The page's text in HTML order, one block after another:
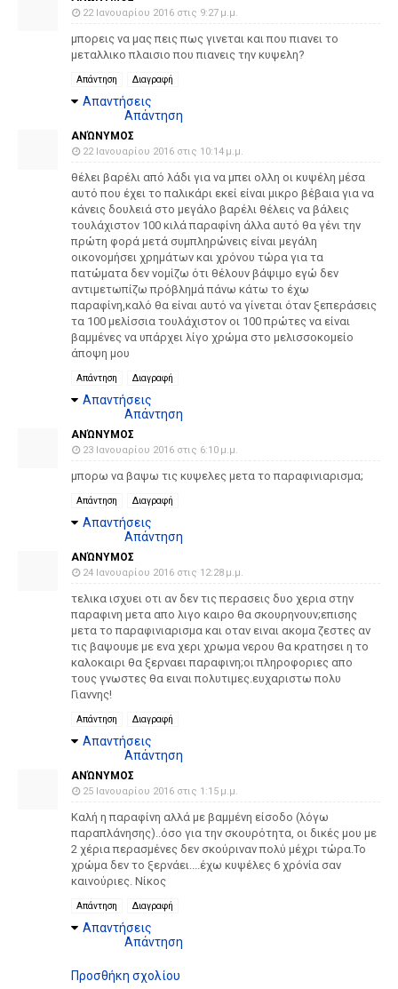
22 Ιανουαρίου 2016 στις 9:27 μ.μ.
μπορεις να μας πεις πως γινεται και που πιανει το
μεταλλικο πλαισιο που πιανεις την κυψελη?
Απάντηση Διαγραφή
Απαντήσεις
Απάντηση
ΑΝΏΝΥΜΟΣ
22 Ιανουαρίου 2016 στις 10:14 μ.μ.
θέλει βαρέλι από λάδι για να μπει ολλη οι κυψέλη μέσα
αυτό που έχει το παλικάρι εκεί είναι μικρο βέβαια για να
κάνεις δουλειά στο μεγάλο βαρέλι θέλεις να βάλεις
τουλάχιστον 100 κιλά παραφίνη άλλα αυτό θα γένι την
πρώτη φορά μετά συμπληρώνεις είναι μεγάλη
οικονομήσει χρημάτων και χρόνου τώρα για τα
πατώματα δεν νομίζω ότι θέλουν βάψιμο εγώ δεν
αντιμετωπίζω πρόβλημά πάνω κάτω το έχω
παραφίνη,καλό θα είναι αυτό να γίνεται όταν ξεπεράσεις
τα 100 μελίσσια τουλάχιστον οι 100 πρώτες να είναι
βαμμένες να υπάρχει λίγο χρώμα στο μελισσοκομείο
άποψη μου
Απάντηση Διαγραφή
Απαντήσεις
Απάντηση
ΑΝΏΝΥΜΟΣ
23 Ιανουαρίου 2016 στις 6:10 μ.μ.
μπορω να βαψω τις κυψελες μετα το παραφινιαρισμα;
Απάντηση Διαγραφή
Απαντήσεις
Απάντηση
ΑΝΏΝΥΜΟΣ
24 Ιανουαρίου 2016 στις 12:28 μ.μ.
τελικα ισχυει οτι αν δεν τις περασεις δυο χερια στην
παραφινη μετα απο λιγο καιρο θα σκουρηνουν;επισης
μετα το παραφινιαρισμα και οταν ειναι ακομα ζεστες αν
τις βαψουμε με ενα χερι χρωμα νερου θα κρατησει η το
καλοκαιρι θα ξερναει παραφινη;οι πληροφοριες απο
τους γνωστες θα ειναι πολυτιμες.ευχαριστω πολυ
Γιαννης!
Απάντηση Διαγραφή
Απαντήσεις
Απάντηση
ΑΝΏΝΥΜΟΣ
25 Ιανουαρίου 2016 στις 1:15 μ.μ.
Καλή η παραφίνη αλλά με βαμμένη είσοδο (λόγω
παραπλάνησης)..όσο για την σκουρότητα, οι δικές μου με
2 χέρια περασμένες δεν σκούριναν πολύ μέχρι τώρα.Το
χρώμα δεν το ξερνάει....έχω κυψέλες 6 χρόνία σαν
καινούριες. Νίκος
Απάντηση Διαγραφή
Απαντήσεις
Απάντηση
Προσθήκη σχολίου